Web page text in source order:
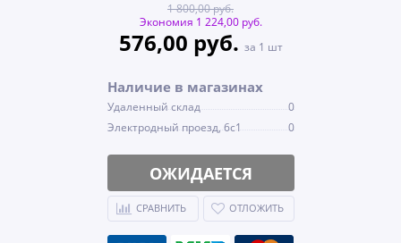
1 800,00 руб.
Экономия 1 224,00 руб.
576,00 руб. за 1 шт
Наличие в магазинах
Удаленный склад
0
Электродный проезд, 6с1
0
ОЖИДАЕТСЯ
СРАВНИТЬ ОТЛОЖИТЬ